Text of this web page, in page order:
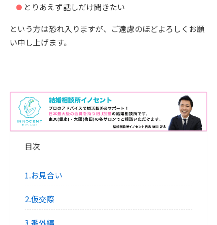
とりあえず話しだけ聞きたい
という方は恐れ入りますが、ご遠慮のほどよろしくお願
い申し上げます。
目次
1.お見合い
2.仮交際
3.番外編